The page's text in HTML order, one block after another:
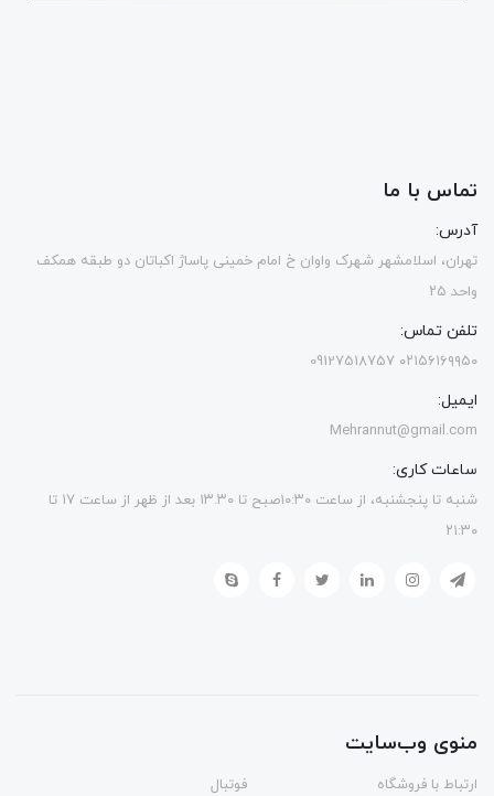
تماس با ما
آدرس:
تهران، اسلامشهر شهرک واوان خ امام خمینی پاساژ اکباتان دو طبقه همکف
واحد ۲۵
تلفن تماس:
۰۲۱۵۶۱۶۹۹۵۰ 09127518757
ایمیل:
Mehrannut@gmail.com
ساعات کاری:
شنبه تا پنجشنبه، از ساعت ۱۰:۳۰صبح تا ۱۳.۳۰ بعد از ظهر از ساعت ۱۷ تا
۲۱:۳۰
منوی وب‌سایت
ارتباط با فروشگاه
فوتبال